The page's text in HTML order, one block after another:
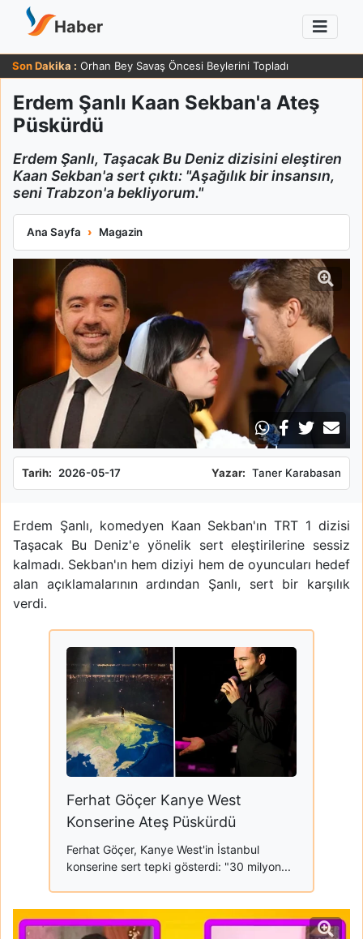
Haber
Son Dakika : Orhan Bey Savaş Öncesi Beylerini Topladı
Erdem Şanlı Kaan Sekban'a Ateş
Püskürdü
Erdem Şanlı, Taşacak Bu Deniz dizisini eleştiren
Kaan Sekban'a sert çıktı: "Aşağılık bir insansın,
seni Trabzon'a bekliyorum."
Ana Sayfa Magazin
Erdem Şanlı Kaan Sekban'a Ateş Püskürdü
Tarih: 2026-05-17 Yazar: Taner Karabasan
Erdem Şanlı, komedyen Kaan Sekban'ın TRT 1 dizisi
Taşacak Bu Deniz'e yönelik sert eleştirilerine sessiz
kalmadı. Sekban'ın hem diziyi hem de oyuncuları hedef
alan açıklamalarının ardından Şanlı, sert bir karşılık
verdi.
Ferhat Göçer Kanye West
Konserine Ateş Püskürdü
Ferhat Göçer, Kanye West'in İstanbul
konserine sert tepki gösterdi: "30 milyon...